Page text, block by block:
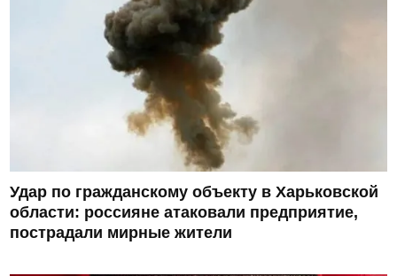
Удар по гражданскому объекту в Харьковской
области: россияне атаковали предприятие,
пострадали мирные жители